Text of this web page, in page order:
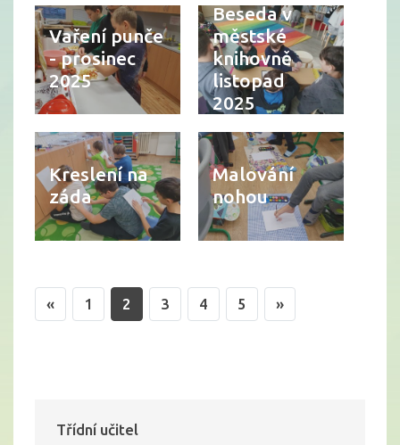
Vaření punče
- prosinec
2025
Beseda v
městské
knihovně
listopad
2025
Kreslení na
záda
Malování
nohou
« 1 2 3 4 5 »
Třídní učitel